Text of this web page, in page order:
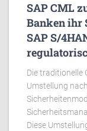
SAP CML
Banken ihr
SAP S/
Die traditionelle
Umstellung
Diese